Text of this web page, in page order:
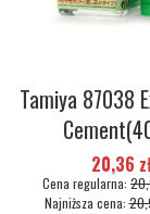
Tamiya 87038
Cena
20,36
Cena regularna:
Najniższa cena: